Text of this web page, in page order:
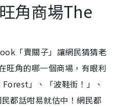
旺角商場The
「賣關子」讓網民猜猜老
旺角的哪一個商場，有眼利
」、「波鞋街！」、
都話咁易就估中！網民都